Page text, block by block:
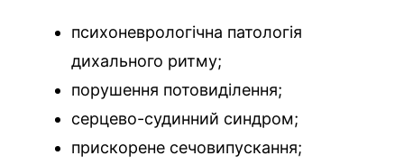
психоневрологічна патологія
дихального ритму;
порушення потовиділення;
серцево-судинний синдром;
прискорене сечовипускання;